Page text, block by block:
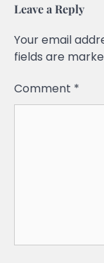
Leave a Reply
Your email
fields are
Comment *